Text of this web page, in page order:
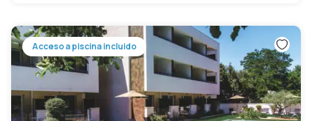
Acceso a piscina incluido